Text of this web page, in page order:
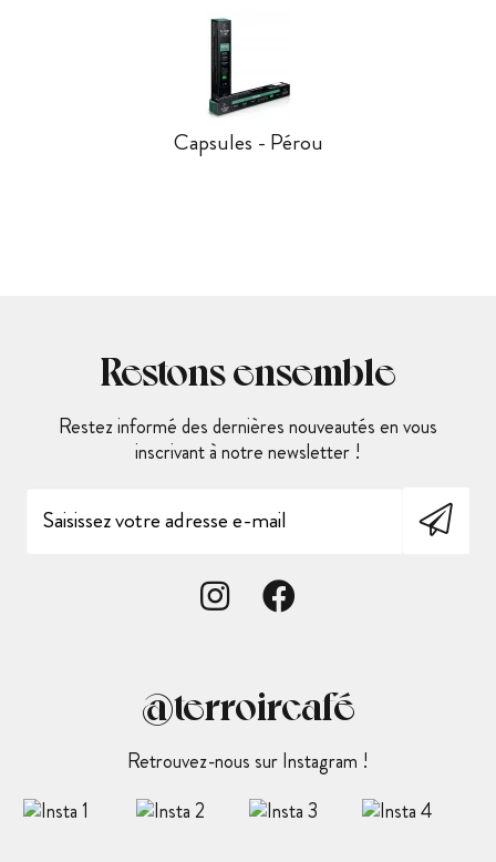
Capsules - Pérou
Restons ensemble
Restez informé des dernières nouveautés en vous
inscrivant à notre newsletter !
@terroircafé
Retrouvez-nous sur Instagram !